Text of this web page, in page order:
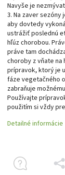
Navyše je
3. Na zaver
aby dovtedy
ustrážiť poslednú
hľúz chorobou.
práve tam
choroby z vňate
prípravok, ktorý je
fáze vegetačného
zabraňuje
Používajte
použitím si vždy
Detailné informácie